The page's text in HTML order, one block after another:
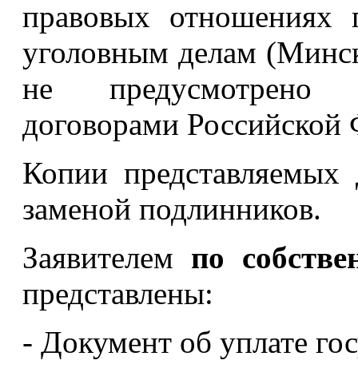
правовых
уголовным делам
не предусмотрено
договорами Российской
Копии
заменой подлинников.
Заявителем по
представлены:
- Документ об уплате